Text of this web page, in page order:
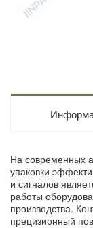
На современных
упаковки
и сигналов
работы
производства.
прецизионный